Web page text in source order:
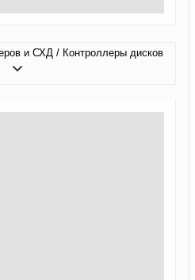
и СХД / Контроллеры дисков